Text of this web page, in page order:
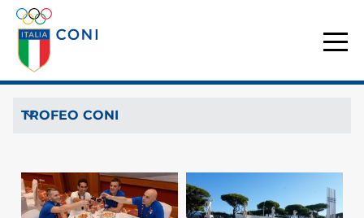
TROFEO CONI